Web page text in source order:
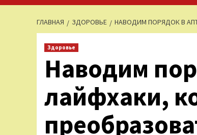
ГЛАВНАЯ ЗДОРОВЬЕ НАВОДИМ ПОРЯДОК В
Здоровье
Наводим
лайфхаки,